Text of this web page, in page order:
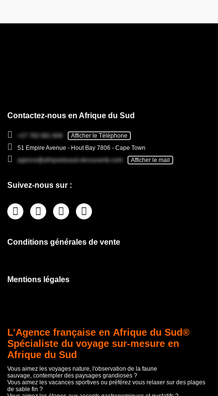
Contactez-nous en Afrique du Sud
+27 782 681 846
Afficher le Téléphone
51 Empire Avenue - Hout Bay 7806 - Cape Town
agence@afriquedusud-decouverte.com
Afficher le mail
Suivez-nous sur :
Conditions générales de vente
Mentions légales
L'Agence française en Afrique du Sud®
Spécialiste du voyage sur-mesure en
Afrique du Sud
Vous aimez les voyages nature, l'observation de la faune
sauvage, contempler des paysages grandioses ?
Vous aimez les vacances sportives ou préférez vous relaxer sur des plages
de sable fin ?